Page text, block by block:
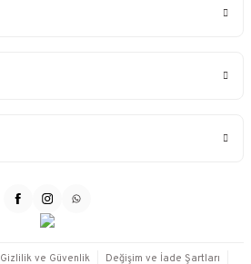
Gizlilik ve Güvenlik Değişim ve İade Şartları